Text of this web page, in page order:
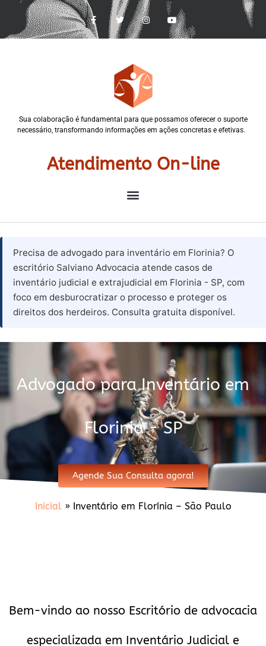
Sua colaboração é fundamental para que possamos oferecer o suporte
necessário, transformando informações em ações concretas e efetivas.
Atendimento On-line
Precisa de advogado para inventário em Florinia? O
escritório Salviano Advocacia atende casos de
inventário judicial e extrajudicial em Florinia - SP, com
foco em desburocratizar o processo e proteger os
direitos dos herdeiros. Consulta gratuita disponível.
Advogado para Inventário em
Florinia - SP
Agende Sua Consulta agora!
Inicial» Inventário em Florínia – São Paulo
Bem-vindo ao nosso Escritório de advocacia
especializada em Inventário Judicial e